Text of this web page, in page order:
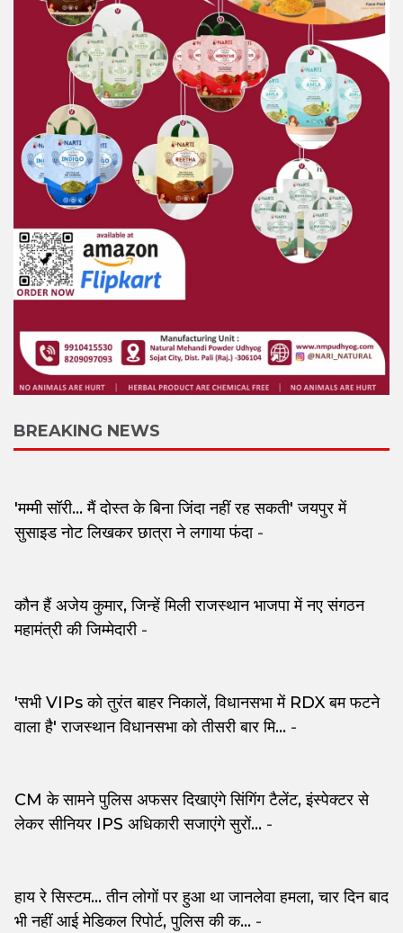
BREAKING NEWS
'मम्मी सॉरी... मैं दोस्त के बिना जिंदा नहीं रह सकती' जयपुर में
सुसाइड नोट लिखकर छात्रा ने लगाया फंदा-
कौन हैं अजेय कुमार, जिन्हें मिली राजस्थान भाजपा में नए संगठन
महामंत्री की जिम्मेदारी-
'सभी VIPs को तुरंत बाहर निकालें, विधानसभा में RDX बम फटने
वाला है' राजस्थान विधानसभा को तीसरी बार मि... -
CM के सामने पुलिस अफसर दिखाएंगे सिंगिंग टैलेंट, इंस्पेक्टर से
लेकर सीनियर IPS अधिकारी सजाएंगे सुरों... -
हाय रे सिस्टम... तीन लोगों पर हुआ था जानलेवा हमला, चार दिन बाद
भी नहीं आई मेडिकल रिपोर्ट, पुलिस की क... -